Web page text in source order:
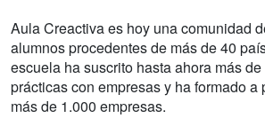
Aula Creactiva es hoy una comunidad
alumnos procedentes de más de 40
escuela ha suscrito hasta ahora más
prácticas con empresas y ha formado a
más de 1.000 empresas.